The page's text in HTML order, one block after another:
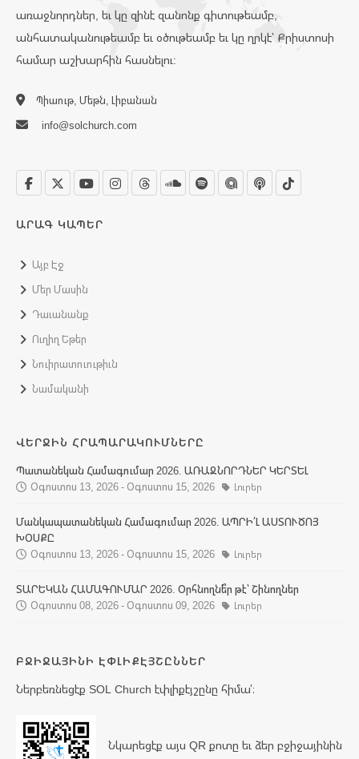
առաջնորդներ, եւ կը զինէ զանոնք գիտութեամբ,
անհատականութեամբ եւ օծութեամբ եւ կը ղրկէ՝ Քրիստոսի
համար աշխարհին հասնելու:
Պիաութ, Մեթն, Լիբանան
info@solchurch.com
ԱՐԱԳ ԿԱՊԵՐ
Այբ Էջ
Մեր Մասին
Դաւանանք
Ուղիղ Եթեր
Նուիրատուութիւն
Նամականի
ՎԵՐՋԻՆ ՀՐԱՊԱՐԱԿՈՒՄՆԵՐԸ
Պատանեկան Համագումար 2026. ԱՌԱՋՆՈՐԴՆԵՐ ԿԵՐՏԵԼ
Օգոստոս 13, 2026 - Օգոստոս 15, 2026
Լուրեր
Մանկապատանեկան Համագումար 2026. ԱՊՐԻ՛Լ ԱՍՏՈՒԾՈՅ
ԽՕՍՔԸ
Օգոստոս 13, 2026 - Օգոստոս 15, 2026
Լուրեր
ՏԱՐԵԿԱՆ ՀԱՄԱԳՈՒՄԱՐ 2026. Օրհնողնե՞ր թէ՝ Շինողներ
Օգոստոս 08, 2026 - Օգոստոս 09, 2026
Լուրեր
ԲՋԻՋԱՅԻՆԻ ԷՓԼԻՔԷՅՇԸՆՆԵՐ
Ներբեռնեցէք SOL Church էփլիքէյշընը հիմա՛։
Նկարեցէք այս QR քոտը եւ ձեր բջիջայինին